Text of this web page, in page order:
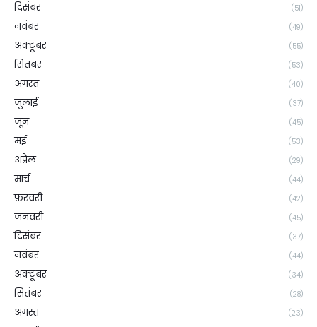
दिसंबर (51)
नवंबर (49)
अक्टूबर (55)
सितंबर (53)
अगस्त (40)
जुलाई (37)
जून (45)
मई (53)
अप्रैल (29)
मार्च (44)
फ़रवरी (42)
जनवरी (45)
दिसंबर (37)
नवंबर (44)
अक्टूबर (34)
सितंबर (28)
अगस्त (23)